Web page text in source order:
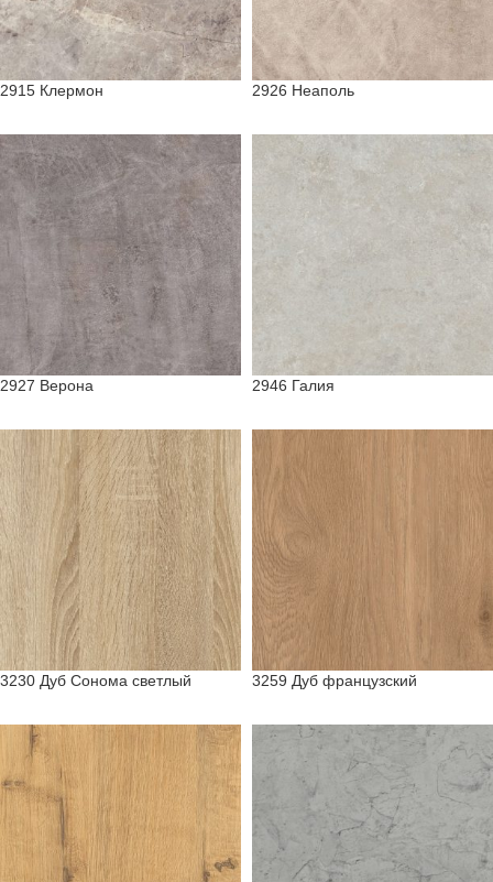
2915 Клермон 2926 Неаполь
2927 Верона 2946 Галия
3230 Дуб Сонома светлый 3259 Дуб французский